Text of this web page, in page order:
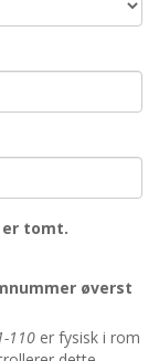
er tomt.
110 er fysisk i rom